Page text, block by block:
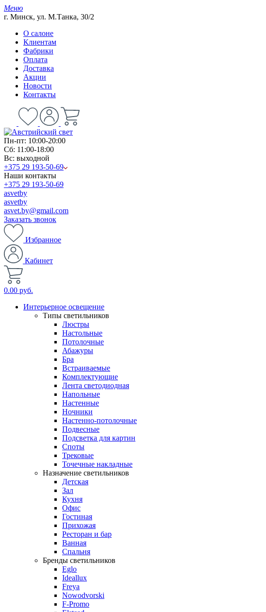
Меню
г. Минск, ул. М.Танка, 30/2
О салоне
Клиентам
Фабрики
Оплата
Доставка
Акции
Новости
Контакты
Пн-пт: 10:00-20:00
Сб: 11:00-18:00
Вс: выходной
+375 29 193-50-69
Наши контакты
+375 29 193-50-69
asvetby
asvetby
asvet.by@gmail.com
Заказать звонок
Избранное
Кабинет
0.00 руб.
Интерьерное освещение
Типы светильников
Люстры
Настольные
Потолочные
Абажуры
Бра
Встраиваемые
Комплектующие
Лента светодиодная
Напольные
Настенные
Ночники
Настенно-потолочные
Подвесные
Подсветка для картин
Споты
Трековые
Точечные накладные
Назначение светильников
Детская
Зал
Кухня
Офис
Гостиная
Прихожая
Ресторан и бар
Ванная
Спальня
Бренды светильников
Eglo
Ideallux
Freya
Nowodvorski
F-Promo